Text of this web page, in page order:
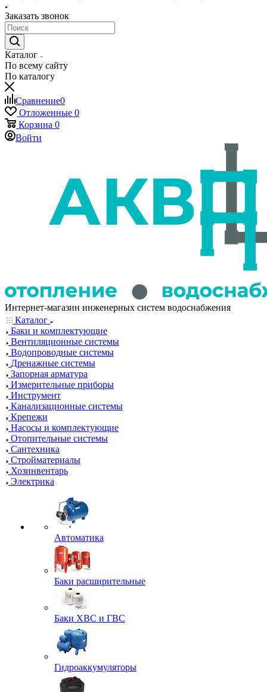
Заказать звонок
Каталог
По всему сайту
По каталогу
Сравнение0
Отложенные 0
Корзина 0
Войти
Интернет-магазин инженерных систем водоснабжения
Каталог
Баки и комплектующие
Вентиляционные системы
Водопроводные системы
Дренажные системы
Запорная арматура
Измерительные приборы
Инструмент
Канализационные системы
Крепежи
Насосы и комплектующие
Отопительные системы
Сантехника
Стройматериалы
Хозинвентарь
Электрика
Автоматика
Баки расширительные
Баки ХВС и ГВС
Гидроаккумуляторы